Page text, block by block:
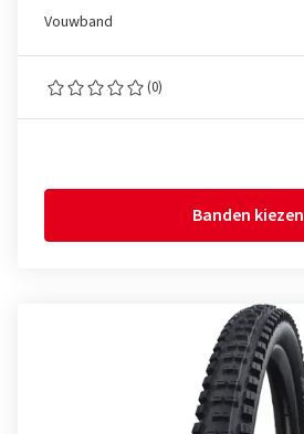
Vouwband
(0)
Banden kiezen